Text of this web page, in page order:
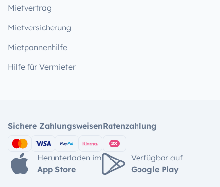
Mietvertrag
Mietversicherung
Mietpannenhilfe
Hilfe für Vermieter
Sichere ZahlungsweisenRatenzahlung
Herunterladen im
App Store
Verfügbar auf
Google Play